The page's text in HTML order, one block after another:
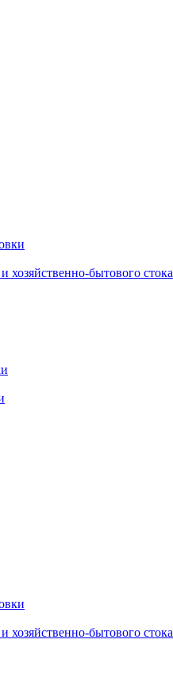
бытового стока
бытового стока